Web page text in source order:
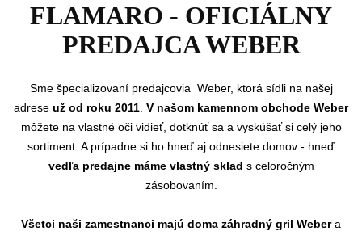
FLAMARO - OFICIÁLNY
PREDAJCA WEBER
Sme špecializovaní predajcovia Weber, ktorá sídli na našej
adrese už od roku 2011 V našom kamennom obchode Weber
môžete na vlastné oči vidieť, dotknúť sa a vyskúšať si celý jeho
sortiment. A prípadne si ho hneď aj odnesiete domov - hneď
vedľa predajne máme vlastný sklad s celoročným
zásobovaním.
Všetci naši zamestnanci majú doma záhradný gril Webera